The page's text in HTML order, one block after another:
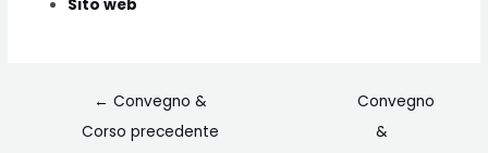
Sito web
← Convegno &
Corso precedente
Convegno
&